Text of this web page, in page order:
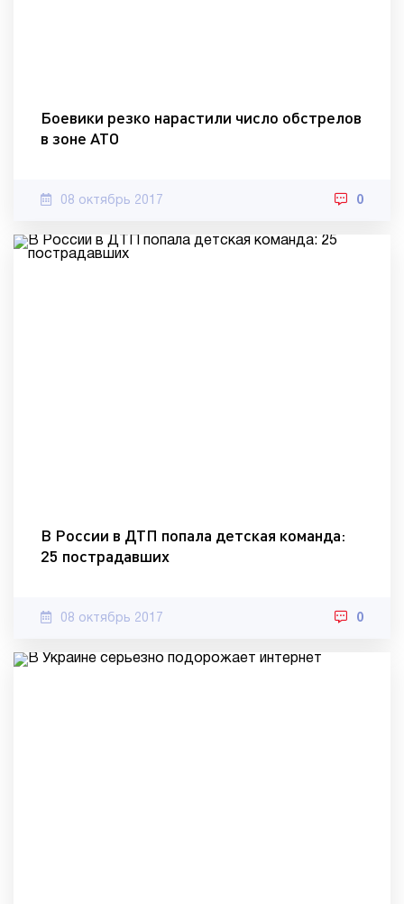
Боевики резко нарастили число обстрелов
в зоне АТО
08 октябрь 2017 0
В России в ДТП попала детская команда:
25 пострадавших
08 октябрь 2017 0